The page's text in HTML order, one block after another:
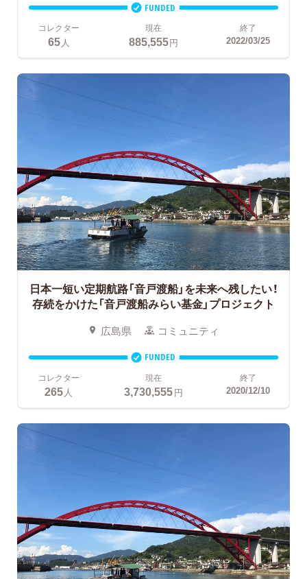
FUNDED
コレクター
65人
現在
885,555円
終了
2022/03/25
日本一短い定期航路「音戸渡船」を未来へ残したい！
存続をかけた「音戸渡船みらい基金」プロジェクト
広島県 コミュニティ
FUNDED
コレクター
265 人
現在
3,730,555円
終了
2020/12/10